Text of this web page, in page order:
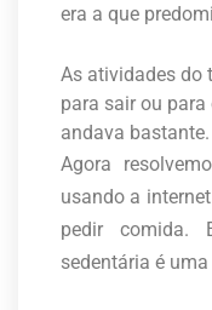
era a que
As atividades do
para sair ou
andava bastante.
Agora
usando a
pedir comida.
sedentária é